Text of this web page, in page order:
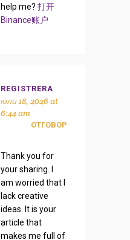
help me? 打开
Binance账户
REGISTRERA
юли 18, 2026 at
6:44 am
ОТГОВОР
Thank you for
your sharing. I
am worried that I
lack creative
ideas. It is your
article that
makes me full of